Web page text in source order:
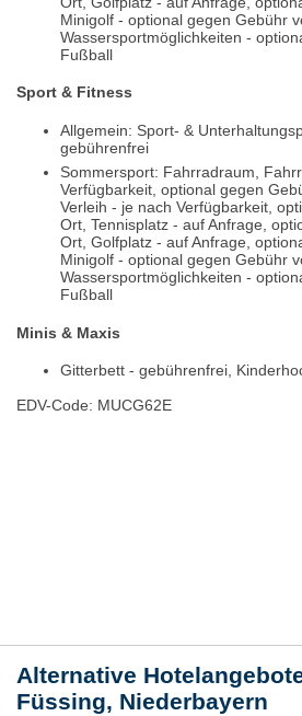
Minigolf - optional gegen Gebühr
Wassersportmöglichkeiten -
Fußball
Sport & Fitness
Allgemein: Sport- &
gebührenfrei
Sommersport: Fahrradraum,
Verfügbarkeit, optional gegen
Verleih - je nach Verfügbarkeit,
Ort, Tennisplatz - auf Anfrage,
Ort, Golfplatz - auf Anfrage,
Minigolf - optional gegen Gebühr
Wassersportmöglichkeiten -
Fußball
Minis & Maxis
Gitterbett - gebührenfrei,
EDV-Code: MUCG62E
Alternative
Füssing, Niederbayern